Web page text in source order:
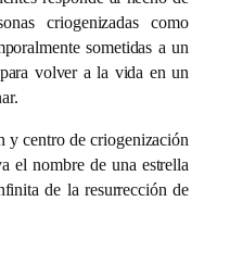
criogenizadas como
sometidas a un
volver a la vida en un
y centro de criogenización
el nombre de una estrella
de la resurrección de